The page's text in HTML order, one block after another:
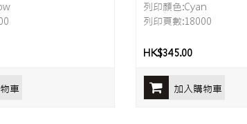
車
列印顏色:Cyan
列印頁數:18000
HK$345.00
加入購物車